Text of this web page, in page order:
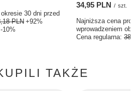
30 dni przed
PLN+92%
-10%
34,95 PLN / szt.
Najniższa cena
wprowadzeniem
Cena regularna:
TAKŻE